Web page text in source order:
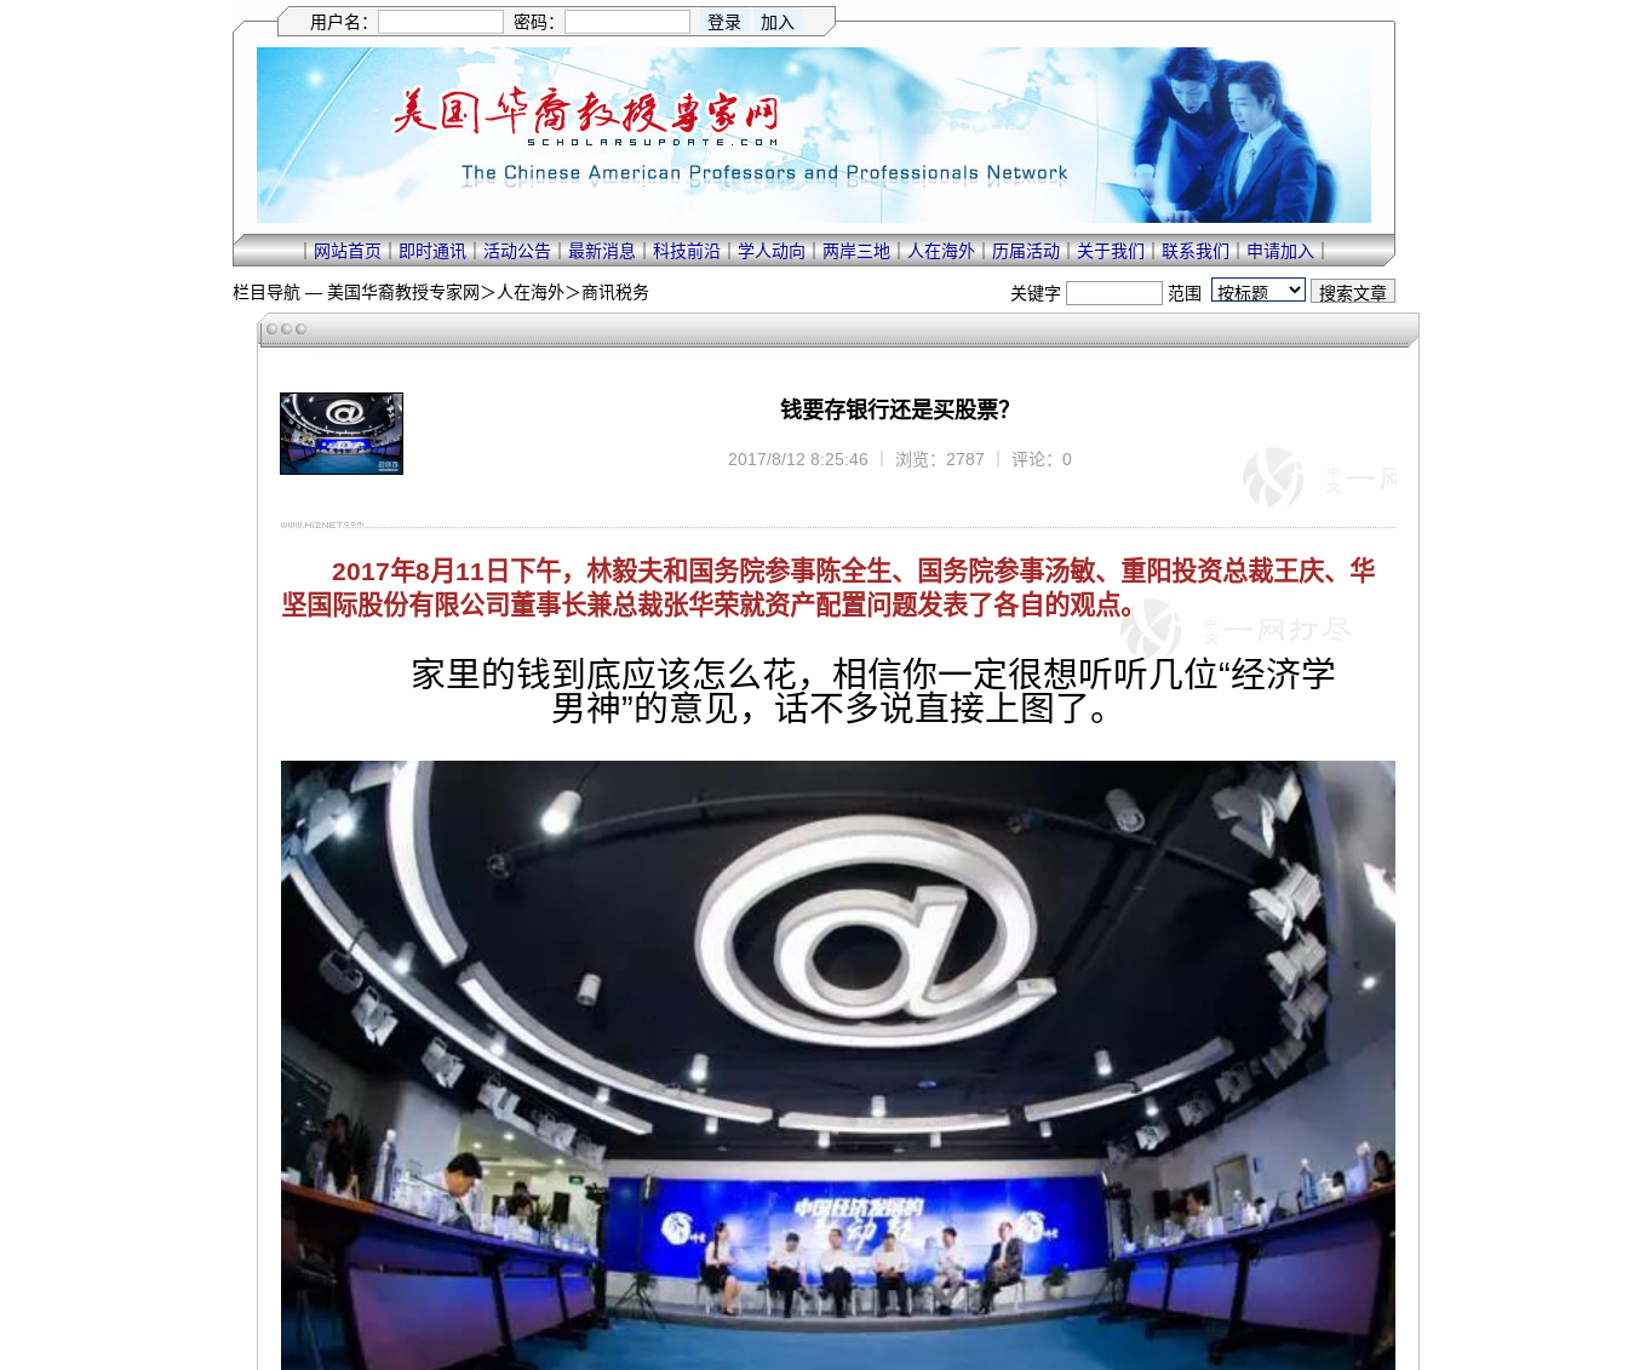
用户名： 密码：
｜网站首页｜即时通讯｜活动公告｜最新消息｜科技前沿｜学人动向｜两岸三地｜人在海外｜历届活动｜关于我们｜联系我们｜申请加入｜
栏目导航 — 美国华裔教授专家网＞人在海外＞商讯税务 关键字 范围
钱要存银行还是买股票？
2017/8/12 8:25:46 ｜ 浏览：2787 ｜ 评论：0
2017年8月11日下午，林毅夫和国务院参事陈全生、国务院参事汤敏、重阳投资总裁王庆、华
坚国际股份有限公司董事长兼总裁张华荣就资产配置问题发表了各自的观点。
家里的钱到底应该怎么花，相信你一定很想听听几位“经济学
男神”的意见，话不多说直接上图了。